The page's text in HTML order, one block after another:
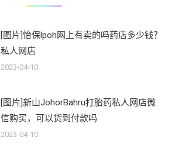
[图片]怡保lpoh网上有卖的吗药店多少钱？
私人网店
2023-04-10
[图片]新山JohorBahru打胎药私人网店微
信购买，可以货到付款吗
2023-04-10